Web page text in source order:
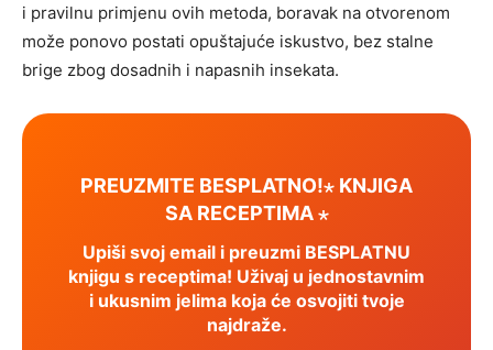
i pravilnu primjenu ovih metoda, boravak na otvorenom
može ponovo postati opuštajuće iskustvo, bez stalne
brige zbog dosadnih i napasnih insekata.
PREUZMITE BESPLATNO!⋆ KNJIGA
SA RECEPTIMA ⋆
Upiši svoj email i preuzmi BESPLATNU
knjigu s receptima! Uživaj u jednostavnim
i ukusnim jelima koja će osvojiti tvoje
najdraže.